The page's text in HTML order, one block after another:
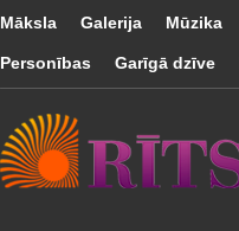
Māksla Galerija Mūzika
Personības Garīgā dzīve